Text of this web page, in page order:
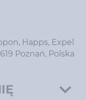
Happs, Expel
Poznań, Polska